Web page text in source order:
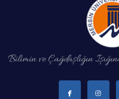
Bilimin ve Çağdaşlığın